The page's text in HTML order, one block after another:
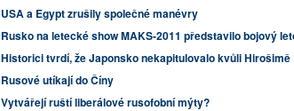
USA a Egypt zrušily společné manévry
Rusko na letecké show MAKS-2011 představilo bojový
Historici tvrdí, že Japonsko nekapitulovalo kvůli Hirošimě
Rusové utíkají do Číny
Vytvářejí ruští liberálové rusofobní mýty?